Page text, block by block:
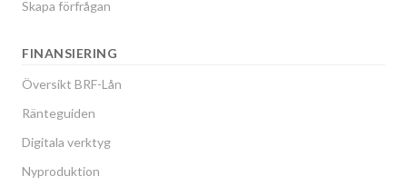
Skapa förfrågan
FINANSIERING
Översikt BRF-Lån
Ränteguiden
Digitala verktyg
Nyproduktion